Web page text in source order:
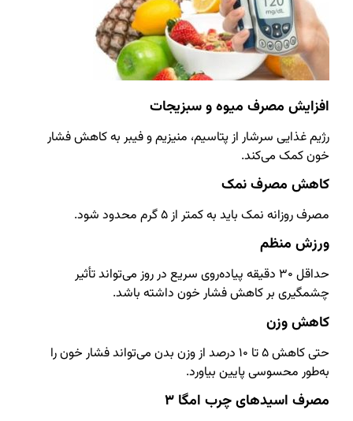
افزایش مصرف میوه و سبزیجات
رژیم غذایی سرشار از پتاسیم، منیزیم و فیبر به کاهش فشار
خون کمک می‌کند.
کاهش مصرف نمک
مصرف روزانه نمک باید به کمتر از ۵ گرم محدود شود.
ورزش منظم
حداقل ۳۰ دقیقه پیاده‌روی سریع در روز می‌تواند تأثیر
چشمگیری بر کاهش فشار خون داشته باشد.
کاهش وزن
حتی کاهش ۵ تا ۱۰ درصد از وزن بدن می‌تواند فشار خون را
به‌طور محسوسی پایین بیاورد.
مصرف اسیدهای چرب امگا ۳